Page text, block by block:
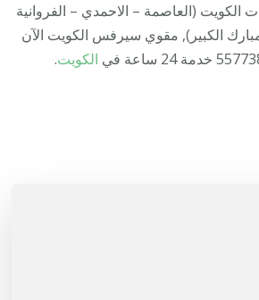
(العاصمة – الاحمدي – الفروانية
الكبير), مقوي سيرفس الكويت الآن
الكويت.